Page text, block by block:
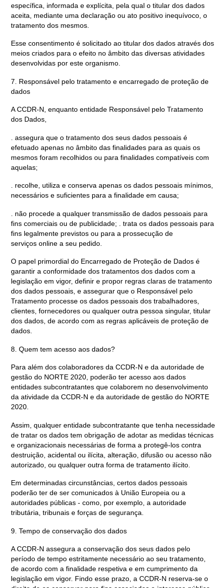
específica, informada e explícita, pela qual o titular dos dados
aceita, mediante uma declaração ou ato positivo inequívoco, o
tratamento dos mesmos.
Esse consentimento é solicitado ao titular dos dados através dos
meios criados para o efeito no âmbito das diversas atividades
desenvolvidas por este organismo.
7. Responsável pelo tratamento e encarregado de proteção de
dados
A CCDR-N, enquanto entidade Responsável pelo Tratamento
dos Dados,
. assegura que o tratamento dos seus dados pessoais é
efetuado apenas no âmbito das finalidades para as quais os
mesmos foram recolhidos ou para finalidades compatíveis com
aquelas;
. recolhe, utiliza e conserva apenas os dados pessoais mínimos,
necessários e suficientes para a finalidade em causa;
. não procede a qualquer transmissão de dados pessoais para
fins comerciais ou de publicidade; . trata os dados pessoais para
fins legalmente previstos ou para a prossecução de
serviços online a seu pedido.
O papel primordial do Encarregado de Proteção de Dados é
garantir a conformidade dos tratamentos dos dados com a
legislação em vigor, definir e propor regras claras de tratamento
dos dados pessoais, e assegurar que o Responsável pelo
Tratamento processe os dados pessoais dos trabalhadores,
clientes, fornecedores ou qualquer outra pessoa singular, titular
dos dados, de acordo com as regras aplicáveis de proteção de
dados.
8. Quem tem acesso aos dados?
Para além dos colaboradores da CCDR-N e da autoridade de
gestão do NORTE 2020, poderão ter acesso aos dados
entidades subcontratantes que colaborem no desenvolvimento
da atividade da CCDR-N e da autoridade de gestão do NORTE
2020.
Assim, qualquer entidade subcontratante que tenha necessidade
de tratar os dados tem obrigação de adotar as medidas técnicas
e organizacionais necessárias de forma a protegê-los contra
destruição, acidental ou ilícita, alteração, difusão ou acesso não
autorizado, ou qualquer outra forma de tratamento ilícito.
Em determinadas circunstâncias, certos dados pessoais
poderão ter de ser comunicados à União Europeia ou a
autoridades públicas - como, por exemplo, a autoridade
tributária, tribunais e forças de segurança.
9. Tempo de conservação dos dados
A CCDR-N assegura a conservação dos seus dados pelo
período de tempo estritamente necessário ao seu tratamento,
de acordo com a finalidade respetiva e em cumprimento da
legislação em vigor. Findo esse prazo, a CCDR-N reserva-se o